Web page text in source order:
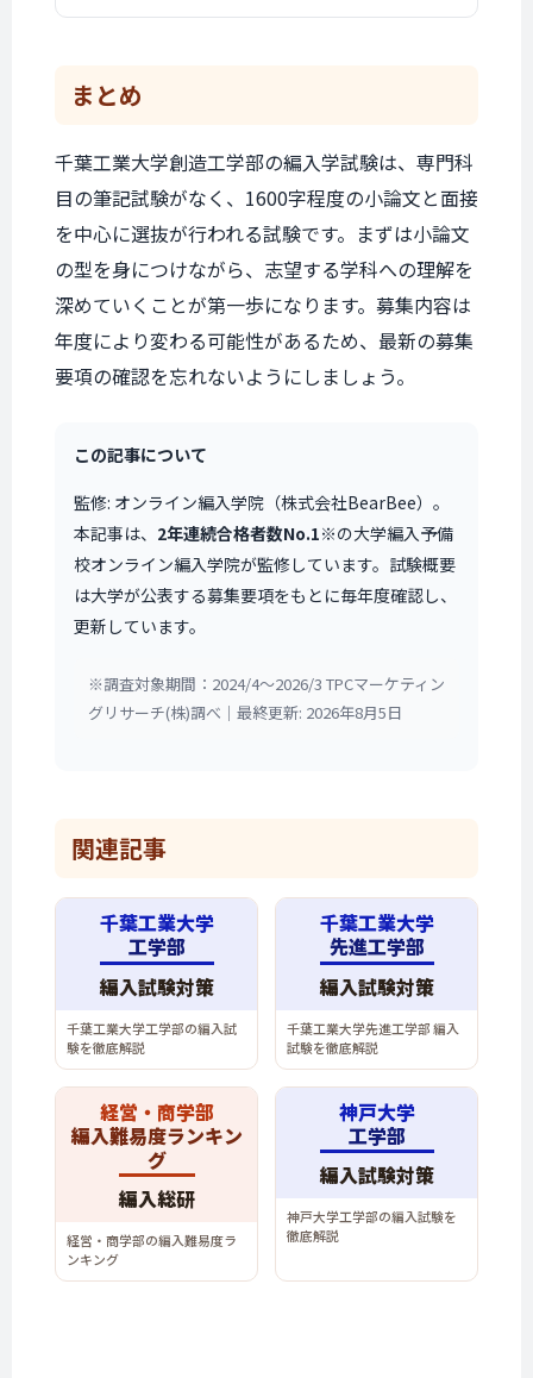
まとめ
千葉工業大学創造工学部の編入学試験は、専門科
目の筆記試験がなく、1600字程度の小論文と面接
を中心に選抜が行われる試験です。まずは小論文
の型を身につけながら、志望する学科への理解を
深めていくことが第一歩になります。募集内容は
年度により変わる可能性があるため、最新の募集
要項の確認を忘れないようにしましょう。
この記事について
監修: オンライン編入学院（株式会社BearBee）。
本記事は、 2年連続合格者数No.1※の大学編入予備
校オンライン編入学院が監修しています。試験概要
は大学が公表する募集要項をもとに毎年度確認し、
更新しています。
※調査対象期間：2024/4〜2026/3 TPCマーケティン
グリサーチ(株)調べ｜最終更新: 2026年8月5日
関連記事
千葉工業大学
工学部
編入試験対策
千葉工業大学工学部の編入試
験を徹底解説
千葉工業大学
先進工学部
編入試験対策
千葉工業大学先進工学部 編入
試験を徹底解説
経営・商学部
編入難易度ランキン
グ
編入総研
経営・商学部の編入難易度ラ
ンキング
神戸大学
工学部
編入試験対策
神戸大学工学部の編入試験を
徹底解説